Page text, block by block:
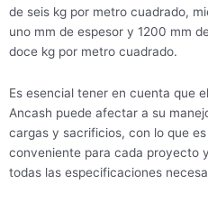
de seis kg por metro cuadrado,
uno mm de espesor y 1200 mm
doce kg por metro cuadrado.
Es esencial tener en cuenta que
Ancash puede afectar a su
cargas y sacrificios, con lo que
conveniente para cada proyecto
todas las especificaciones